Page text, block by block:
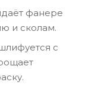
фанере
и сколам.
с